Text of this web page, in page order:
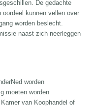
De gedachte
kunnen vellen over
worden beslecht.
naast zich neerleggen
worden
moeten worden
van Koophandel of